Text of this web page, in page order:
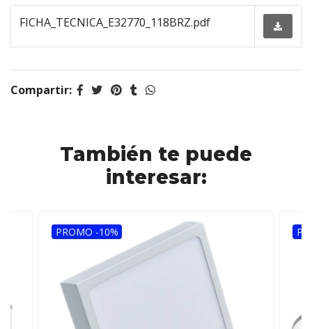
FICHA_TECNICA_E32770_118BRZ.pdf
Compartir:
También te puede
interesar:
PROMO -10%